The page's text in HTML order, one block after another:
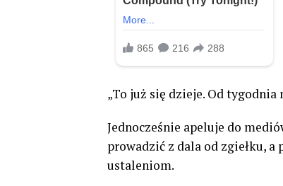
„To już się dzieje. Od
Jednocześnie apeluje do
prowadzić z dala od zgiełku,
ustaleniom.